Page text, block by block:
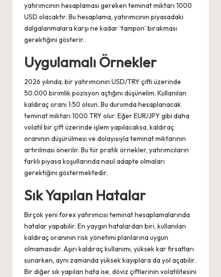
yatırımcının hesaplaması gereken teminat miktarı 1000
USD olacaktır. Bu hesaplama, yatırımcının piyasadaki
dalgalanmalara karşı ne kadar ‘tampon’ bırakması
gerektiğini gösterir.
Uygulamalı Örnekler
2026 yılında, bir yatırımcının USD/TRY çifti üzerinde
50.000 birimlik pozisyon açtığını düşünelim. Kullanılan
kaldıraç oranı 1:50 olsun. Bu durumda hesaplanacak
teminat miktarı 1000 TRY olur. Eğer EUR/JPY gibi daha
volatil bir çift üzerinde işlem yapılacaksa, kaldıraç
oranının düşürülmesi ve dolayısıyla teminat miktarının
artırılması önerilir. Bu tür pratik örnekler, yatırımcıların
farklı piyasa koşullarında nasıl adapte olmaları
gerektiğini göstermektedir.
Sık Yapılan Hatalar
Birçok yeni forex yatırımcısı teminat hesaplamalarında
hatalar yapabilir. En yaygın hatalardan biri, kullanılan
kaldıraç oranının risk yönetimi planlarına uygun
olmamasıdır. Aşırı kaldıraç kullanımı, yüksek kar fırsatları
sunarken, aynı zamanda yüksek kayıplara da yol açabilir.
Bir diğer sık yapılan hata ise, döviz çiftlerinin volatilitesini